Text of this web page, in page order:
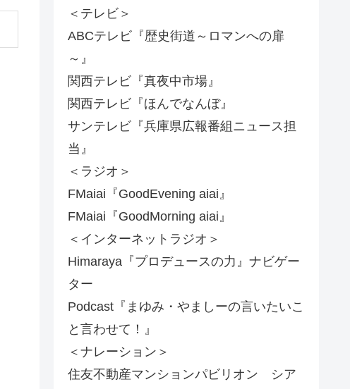
＜テレビ＞
ABCテレビ『歴史街道～ロマンへの扉
～』
関西テレビ『真夜中市場』
関西テレビ『ほんでなんぼ』
サンテレビ『兵庫県広報番組ニュース担
当』
＜ラジオ＞
FMaiai『GoodEvening aiai』
FMaiai『GoodMorning aiai』
＜インターネットラジオ＞
Himaraya『プロデュースの力』ナビゲー
ター
Podcast『まゆみ・やましーの言いたいこ
と言わせて！』
＜ナレーション＞
住友不動産マンションパビリオン シア